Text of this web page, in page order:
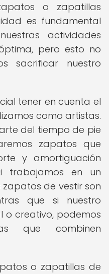
o zapatillas
es fundamental
actividades
pero esto no
sacrificar nuestro
tener en cuenta el
como artistas.
del tiempo de pie
zapatos que
y amortiguación
trabajamos en un
de vestir son
que si nuestro
o creativo, podemos
que combinen
o zapatillas de